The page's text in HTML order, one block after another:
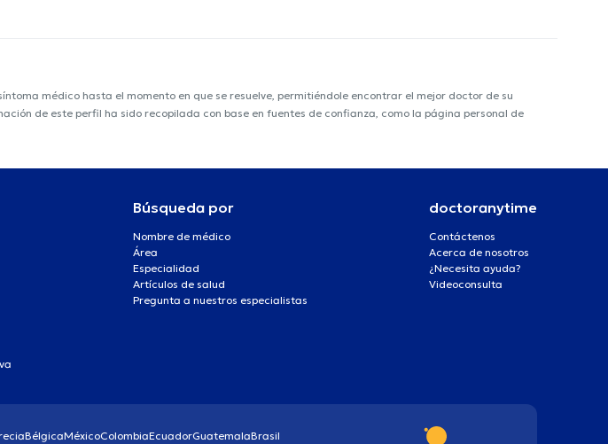
médico hasta el momento en que se resuelve, permitiéndole encontrar el mejor doctor de su
de este perfil ha sido recopilada con base en fuentes de confianza, como la página personal de
Búsqueda por
Nombre de médico
Área
Especialidad
Artículos de salud
Pregunta a nuestros especialistas
doctoranytime
Contáctenos
Acerca de nosotros
¿Necesita ayuda?
Videoconsulta
BélgicaMéxicoColombiaEcuadorGuatemalaBrasil